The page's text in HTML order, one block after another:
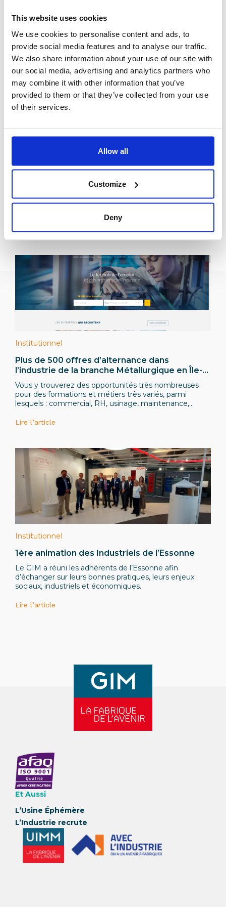
This website uses cookies
We use cookies to personalise content and ads, to
provide social media features and to analyse our traffic.
We also share information about your use of our site with
our social media, advertising and analytics partners who
may combine it with other information that you’ve
provided to them or that they’ve collected from your use
of their services.
Allow all
Customize
Deny
Articles associés
ROSAN et Héloïse ROCHE ont pu être accueillis par les
Lire l’article
Institutionnel
Plus de 500 offres d’alternance dans
l’industrie de la branche Métallurgique en Île-
de-France sur le site L’Industrie Recrute !
Vous y trouverez des opportunités très nombreuses
pour des formations et métiers très variés, parmi
lesquels : commercial, RH, usinage, maintenance,
projets, etc.
Lire l’article
Institutionnel
1ère animation des Industriels de l’Essonne
Le GIM a réuni les adhérents de l’Essonne afin
d’échanger sur leurs bonnes pratiques, leurs enjeux
sociaux, industriels et économiques.
Lire l’article
Et Aussi
L’Usine Éphémère
L’Industrie recrute